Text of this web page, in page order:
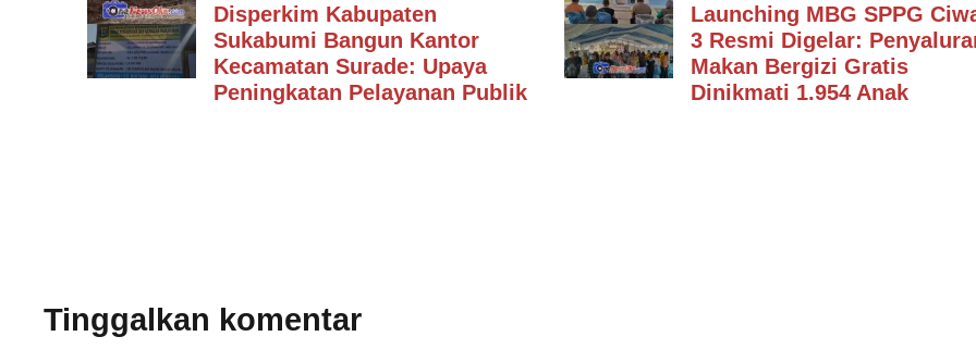
Disperkim Kabupaten
Sukabumi Bangun Kantor
Kecamatan Surade: Upaya
Peningkatan Pelayanan Publik
Launching MBG SPPG
3 Resmi Digelar:
Makan Bergizi Gratis
Dinikmati 1.954 Anak
Tinggalkan komentar